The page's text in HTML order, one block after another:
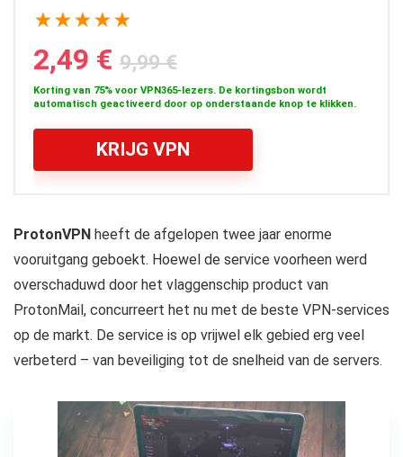
★★★★★
2,49 € 9,99 €
Korting van 75% voor VPN365-lezers. De kortingsbon wordt
automatisch geactiveerd door op onderstaande knop te klikken.
KRIJG VPN
ProtonVPN heeft de afgelopen twee jaar enorme
vooruitgang geboekt. Hoewel de service voorheen werd
overschaduwd door het vlaggenschip product van
ProtonMail, concurreert het nu met de beste VPN-services
op de markt. De service is op vrijwel elk gebied erg veel
verbeterd – van beveiliging tot de snelheid van de servers.